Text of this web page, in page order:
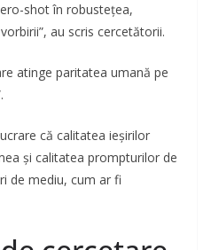
shot în robustețea,
au scris cercetătorii.
atinge paritatea umană pe
că calitatea ieșirilor
și calitatea prompturilor de
de mediu, cum ar fi